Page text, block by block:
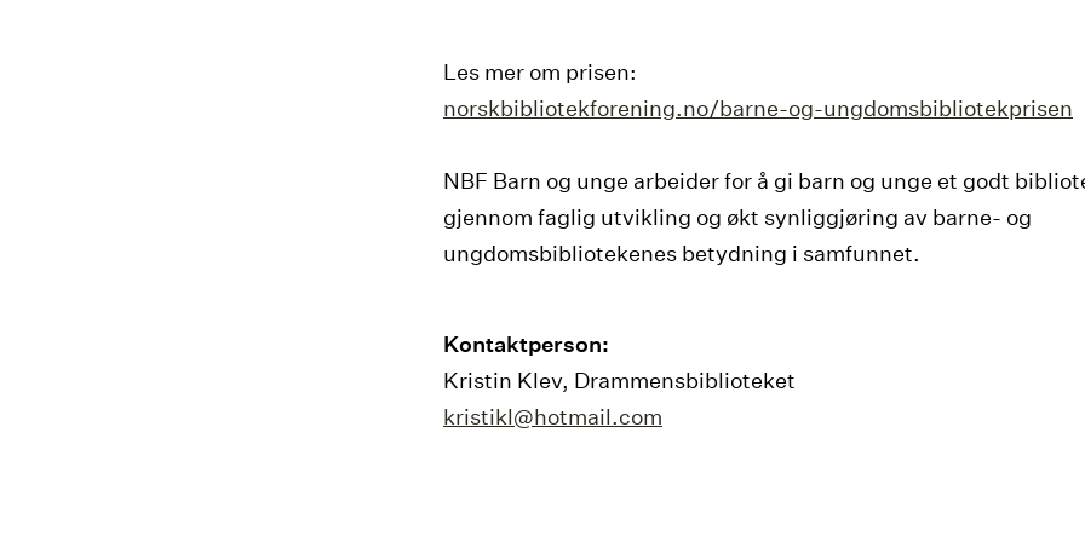
Les mer om prisen:
norskbibliotekforening.no/barne-og-ungdomsbibliotekprisen
NBF Barn og unge arbeider for å gi barn og unge et godt
gjennom faglig utvikling og økt synliggjøring av barne- og
ungdomsbibliotekenes betydning i samfunnet.
Kontaktperson:
Kristin Klev, Drammensbiblioteket
kristikl@hotmail.com